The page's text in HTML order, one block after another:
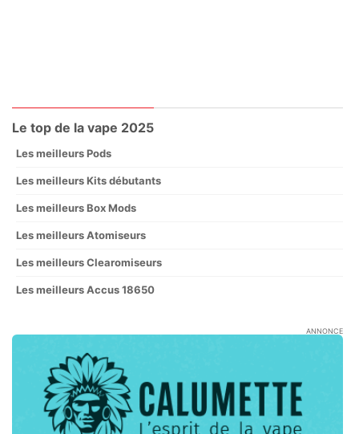
Le top de la vape 2025
Les meilleurs Pods
Les meilleurs Kits débutants
Les meilleurs Box Mods
Les meilleurs Atomiseurs
Les meilleurs Clearomiseurs
Les meilleurs Accus 18650
ANNONCE